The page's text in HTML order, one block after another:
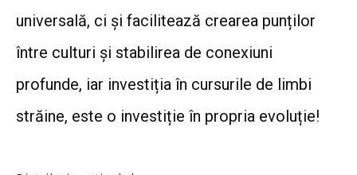
universală, ci și facilitează crearea punților
între culturi și stabilirea de conexiuni
profunde, iar investiția în cursurile de limbi
străine, este o investiție în propria evoluție!